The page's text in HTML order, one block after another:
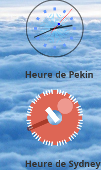
Heure de Pekin
Heure de Sydney